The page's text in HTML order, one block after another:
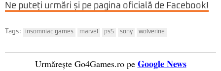
Ne puteți urmări și pe pagina oficială de Facebook!
Tags: insomniac games marvel ps5 sony wolverine
Urmărește Go4Games.ro pe Google News